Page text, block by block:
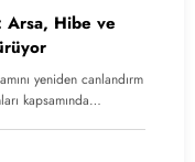
Arsa, Hibe ve
yeniden canlandırm
kapsamında…